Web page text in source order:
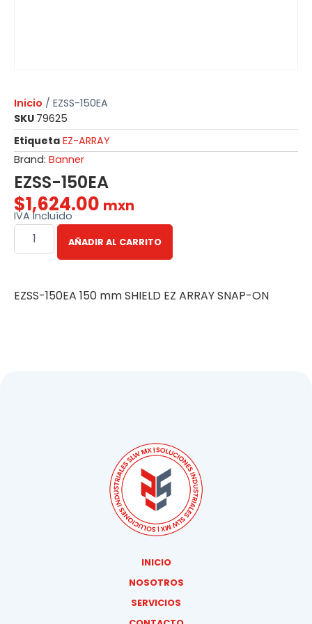
Inicio / EZSS-150EA
SKU 79625
Etiqueta EZ-ARRAY
Brand: Banner
EZSS-150EA
$1,624.00 mxn
IVA Incluído
AÑADIR AL CARRITO
EZSS-150EA 150 mm SHIELD EZ ARRAY SNAP-ON
INICIO
NOSOTROS
SERVICIOS